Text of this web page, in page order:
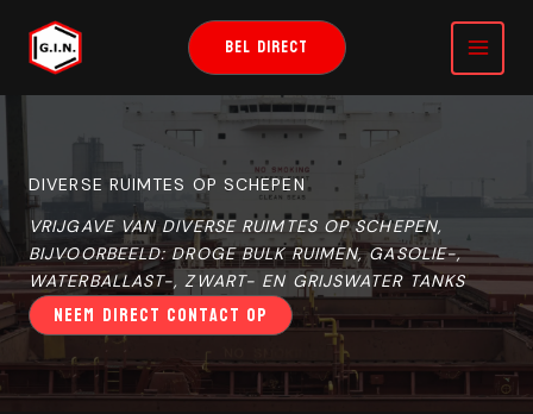
NAAR
INHOUD
BEL DIRECT
DIVERSE RUIMTES OP SCHEPEN
VRIJGAVE VAN DIVERSE RUIMTES OP SCHEPEN,
BIJVOORBEELD: DROGE BULK RUIMEN, GASOLIE-,
WATERBALLAST-, ZWART- EN GRIJSWATER TANKS
NEEM DIRECT CONTACT OP